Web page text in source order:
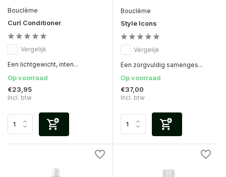
Bouclème
Curl Conditioner
Vergelijk
Een lichtgewicht, inten...
Op voorraad
€23,95
Incl. btw
Bouclème
Style Icons
Vergelijk
Een zorgvuldig samenges...
Op voorraad
€37,00
Incl. btw